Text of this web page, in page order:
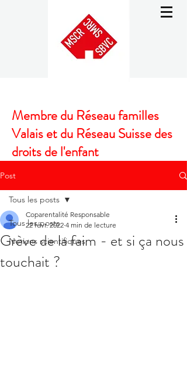
Membre du Réseau familles
Valais et du Réseau Suisse des
droits de l'enfant
Post
Tous les posts
Notions scientifiques
Tous les posts
Grève de la faim - et si ça nous
touchait ?
Coparentalité Responsable
22 févr. 2022 4 min de lecture